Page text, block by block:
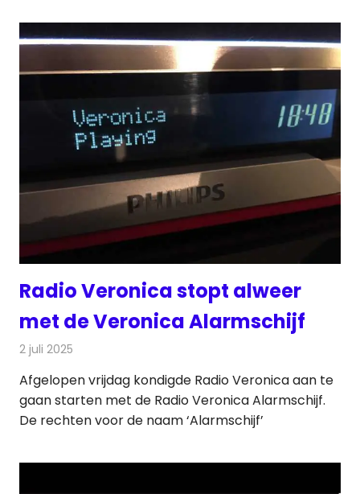
Radio Veronica stopt alweer
met de Veronica Alarmschijf
2 juli 2025
Afgelopen vrijdag kondigde Radio Veronica aan te
gaan starten met de Radio Veronica Alarmschijf.
De rechten voor de naam ‘Alarmschijf’